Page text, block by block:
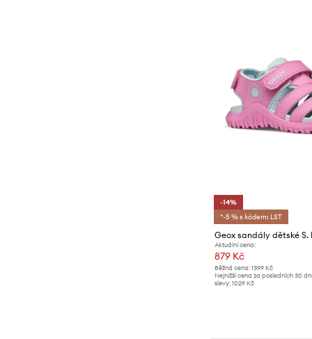
-14%
*-5 % s kódem: LST
Geox sandály dětské S.
Aktuální cena:
879 Kč
Běžná cena: 1399 Kč
Nejnižší cena za posledních 30
slevy: 1029 Kč